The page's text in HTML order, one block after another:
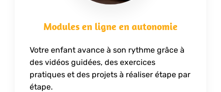
Modules en ligne en autonomie
Votre enfant avance à son rythme grâce à
des vidéos guidées, des exercices
pratiques et des projets à réaliser étape par
étape.